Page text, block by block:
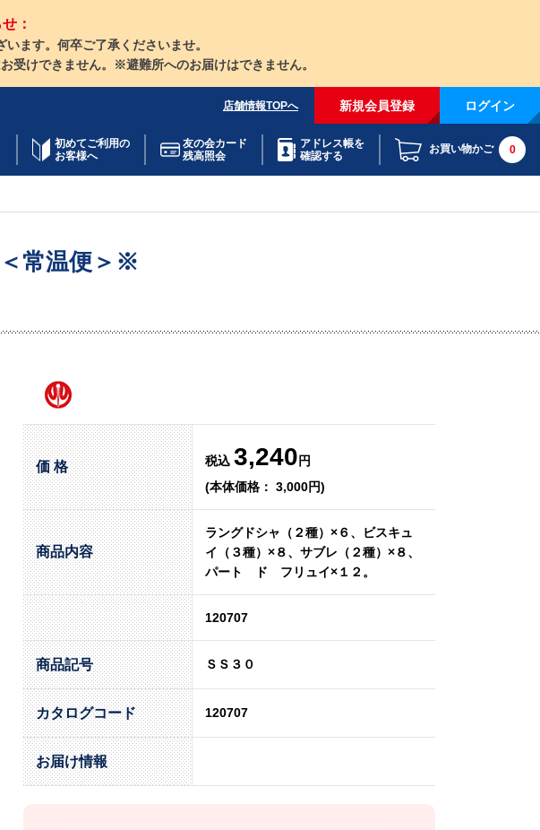
：
ます。何卒ご了承くださいませ。
けできません。※避難所へのお届けはできません。
店舗情報TOPへ 新規会員登録 ログイン
初めてご利用の
お客様へ
友の会カード
残高照会
アドレス帳を
確認する
お買い物かご 0
常温便＞※
価 格 税込 3,240 円
(本体価格： 3,000円)
商品内容
ラングドシャ（２種）×６、ビスキュ
イ（３種）×８、サブレ（２種）×８、
パート ド フリュイ×１２。
120707
商品記号 ＳＳ３０
カタログコード 120707
お届け情報